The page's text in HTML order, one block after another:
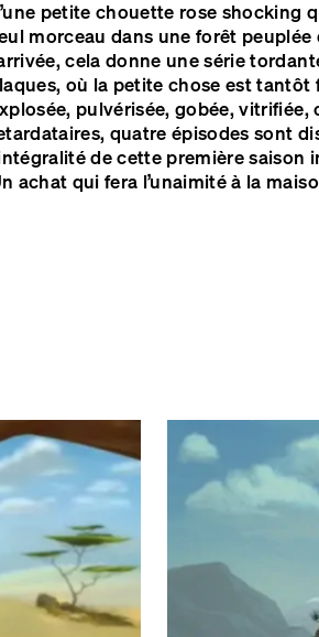
petite chouette rose shocking
morceau dans une forêt peuplée
cela donne une série
où la petite chose est tantôt
pulvérisée, gobée, vitrifiée,
quatre épisodes sont
de cette première saison
achat qui fera l’unaimité à la